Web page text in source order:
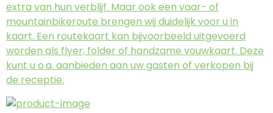
extra van hun verblijf. Maar ook een vaar- of
mountainbikeroute brengen wij duidelijk voor u in
kaart. Een routekaart kan bijvoorbeeld uitgevoerd
worden als flyer, folder of handzame vouwkaart. Deze
kunt u o.a. aanbieden aan uw gasten of verkopen bij
de receptie.